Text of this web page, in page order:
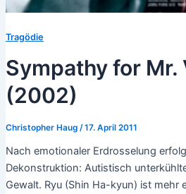
Tragödie
Sympathy for Mr.
(2002)
Christopher Haug /17. April 2011
Nach emotionaler Erdrosselung
Dekonstruktion: Autistisch
Gewalt. Ryu (Shin Ha-kyun) ist mehr